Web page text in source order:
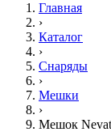
Главная
›
Каталог
›
Снаряды
›
Мешки
›
Мешок